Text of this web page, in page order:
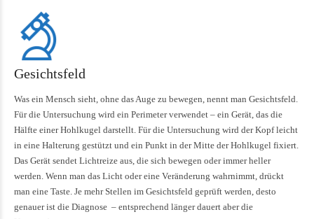
Gesichtsfeld
Was ein Mensch sieht, ohne das Auge zu bewegen, nennt man Gesichtsfeld.
Für die Untersuchung wird ein Perimeter verwendet – ein Gerät, das die
Hälfte einer Hohlkugel darstellt. Für die Untersuchung wird der Kopf leicht
in eine Halterung gestützt und ein Punkt in der Mitte der Hohlkugel fixiert.
Das Gerät sendet Lichtreize aus, die sich bewegen oder immer heller
werden. Wenn man das Licht oder eine Veränderung wahrnimmt, drückt
man eine Taste. Je mehr Stellen im Gesichtsfeld geprüft werden, desto
genauer ist die Diagnose – entsprechend länger dauert aber die